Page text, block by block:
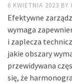
6 KWIETNIA 2023 BY
Efektywne
wymaga
i zaplecza
jakie obszary
przewidywana
się, że